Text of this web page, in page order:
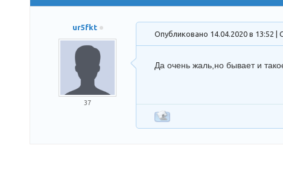
ur5fkt
37
Опубликовано 14.04.2020 в 13:52
Да очень жаль,но бывает и